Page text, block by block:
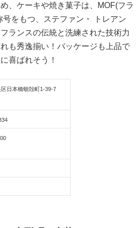
、ケーキや焼き菓子は、MOF(フラ
号をもつ、ステファン・ トレアン
ランスの伝統と洗練された技術力
も秀逸揃い！パッケージも上品で
喜ばれそう！
日本橋蛎殻町1-39-7